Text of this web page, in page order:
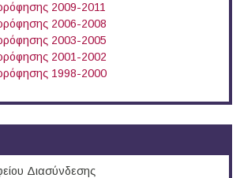
2009-2011
2006-2008
2003-2005
2001-2002
1998-2000
Διασύνδεσης